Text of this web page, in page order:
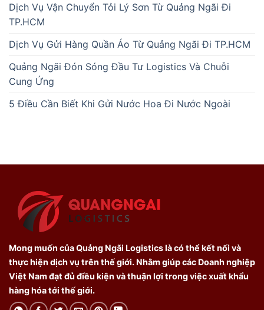
Dịch Vụ Vận Chuyển Tỏi Lý Sơn Từ Quảng Ngãi Đi
TP.HCM
Dịch Vụ Gửi Hàng Quần Áo Từ Quảng Ngãi Đi TP.HCM
Quảng Ngãi Đón Sóng Đầu Tư Logistics Và Chuỗi
Cung Ứng
5 Điều Cần Biết Khi Gửi Nước Hoa Đi Nước Ngoài
Mong muốn của Quảng Ngãi Logistics là có thể kết nối và
thực hiện dịch vụ trên thế giới. Nhằm giúp các Doanh nghiệp
Việt Nam đạt đủ điều kiện và thuận lợi trong việc xuất khẩu
hàng hóa tới thế giới.